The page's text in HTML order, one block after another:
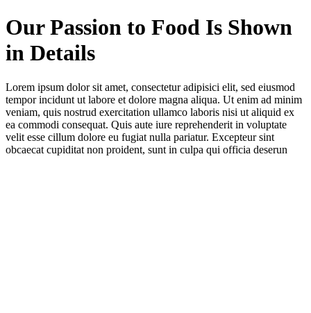
Our Passion to Food Is Shown
in Details
Lorem ipsum dolor sit amet, consectetur adipisici elit, sed eiusmod
tempor incidunt ut labore et dolore magna aliqua. Ut enim ad minim
veniam, quis nostrud exercitation ullamco laboris nisi ut aliquid ex
ea commodi consequat. Quis aute iure reprehenderit in voluptate
velit esse cillum dolore eu fugiat nulla pariatur. Excepteur sint
obcaecat cupiditat non proident, sunt in culpa qui officia deserun